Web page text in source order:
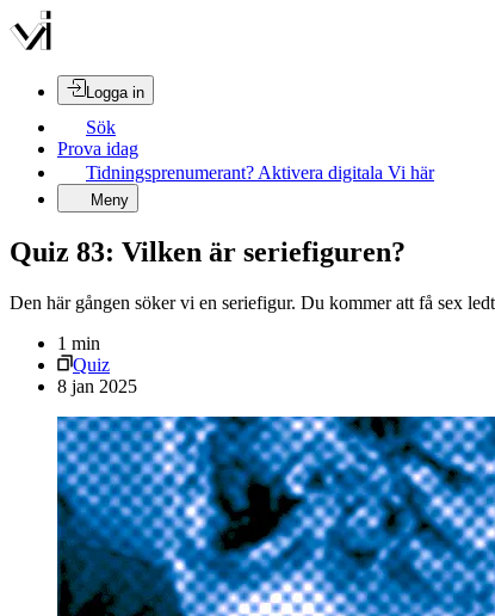
Logga in
Sök
Prova idag
Tidningsprenumerant? Aktivera digitala Vi här
Meny
Quiz 83: Vilken är seriefiguren?
Den här gången söker vi en seriefigur. Du kommer att få sex
1 min
Quiz
8 jan 2025